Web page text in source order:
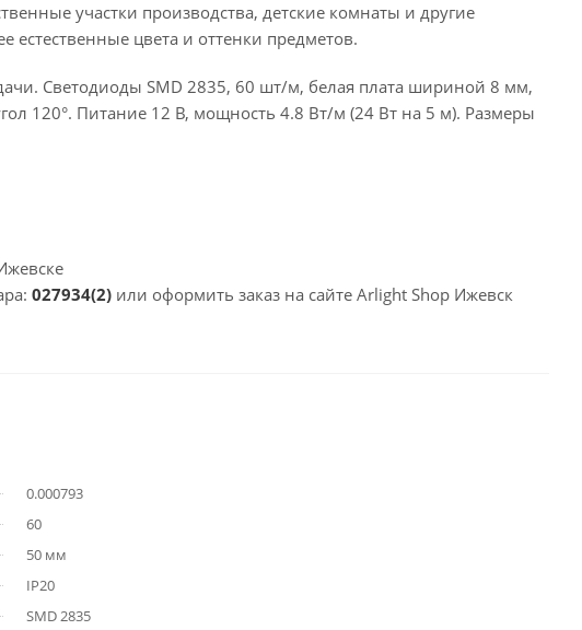
участки производства, детские комнаты и другие
естественные цвета и оттенки предметов.
Светодиоды SMD 2835, 60 шт/м, белая плата шириной 8 мм,
120°. Питание 12 В, мощность 4.8 Вт/м (24 Вт на 5 м). Размеры
027934(2) или оформить заказ на сайте Arlight Shop Ижевск
0.000793
60
50 мм
IP20
SMD 2835